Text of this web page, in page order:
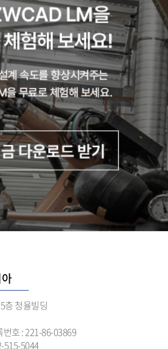
계 분야 제한(Limited) 버전으로 타
램 & 리습, 기계 전문 기능이 일부
아
층 청율빌딩
번호 : 221-86-03869
515-5044